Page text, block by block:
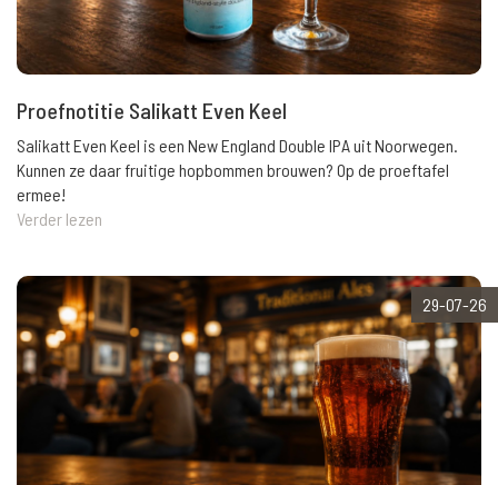
Proefnotitie Salikatt Even Keel
Salikatt Even Keel is een New England Double IPA uit Noorwegen.
Kunnen ze daar fruitige hopbommen brouwen? Op de proeftafel
ermee!
Verder lezen
29-07-26